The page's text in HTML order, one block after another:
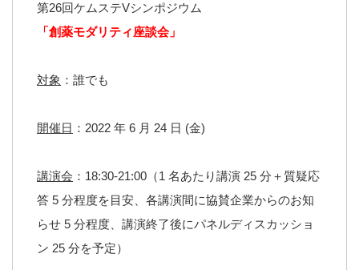
第26回ケムステVシンポジウム
「創薬モダリティ座談会」
対象 ：誰でも
開催日 ：2022 年 6 月 24 日 (金)
講演会 ：18:30-21:00（1 名あたり講演 25 分＋質疑応
答 5 分程度を目安、各講演間に協賛企業からのお知
らせ 5 分程度、講演終了後にパネルディスカッショ
ン 25 分を予定）